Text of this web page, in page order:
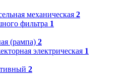
механическая 2
фильтра 1
(рампа) 2
электрическая 1
2